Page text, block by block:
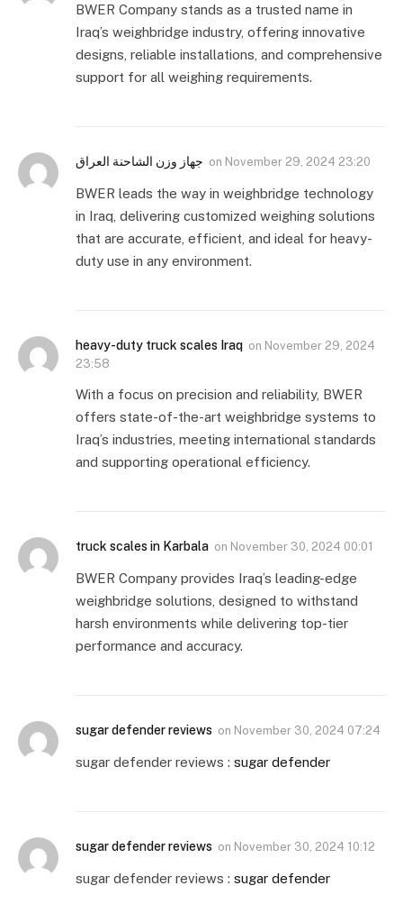
BWER Company stands as a trusted name in
Iraq’s weighbridge industry, offering innovative
designs, reliable installations, and comprehensive
support for all weighing requirements.
جهاز وزن الشاحنة العراق on November 29, 2024 23:20
BWER leads the way in weighbridge technology
in Iraq, delivering customized weighing solutions
that are accurate, efficient, and ideal for heavy-
duty use in any environment.
heavy-duty truck scales Iraq on November 29, 2024
23:58
With a focus on precision and reliability, BWER
offers state-of-the-art weighbridge systems to
Iraq’s industries, meeting international standards
and supporting operational efficiency.
truck scales in Karbala on November 30, 2024 00:01
BWER Company provides Iraq’s leading-edge
weighbridge solutions, designed to withstand
harsh environments while delivering top-tier
performance and accuracy.
sugar defender reviews on November 30, 2024 07:24
sugar defender reviews : sugar defender
sugar defender reviews on November 30, 2024 10:12
sugar defender reviews : sugar defender